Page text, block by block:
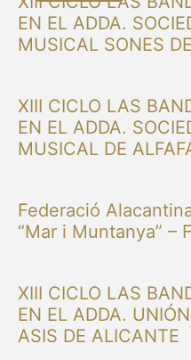
EN EL ADDA.
MUSICAL SONES
XIII CICLO LAS
EN EL ADDA.
MUSICAL DE
Federació
“Mar i Muntanya” –
XIII CICLO LAS
EN EL ADDA.
ASIS DE ALICANTE